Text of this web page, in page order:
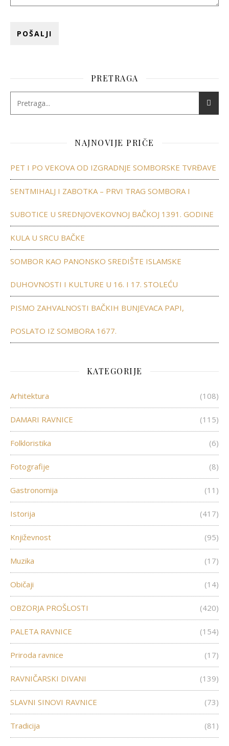
PRETRAGA
NAJNOVIJE PRIČE
PET I PO VEKOVA OD IZGRADNJE SOMBORSKE TVRĐAVE
SENTMIHALJ I ZABOTKA – PRVI TRAG SOMBORA I
SUBOTICE U SREDNJOVEKOVNOJ BAČKOJ 1391. GODINE
KULA U SRCU BAČKE
SOMBOR KAO PANONSKO SREDIŠTE ISLAMSKE
DUHOVNOSTI I KULTURE U 16. I 17. STOLEĆU
PISMO ZAHVALNOSTI BAČKIH BUNJEVACA PAPI,
POSLATO IZ SOMBORA 1677.
KATEGORIJE
Arhitektura (108)
DAMARI RAVNICE (115)
Folkloristika (6)
Fotografije (8)
Gastronomija (11)
Istorija (417)
Književnost (95)
Muzika (17)
Običaji (14)
OBZORJA PROŠLOSTI (420)
PALETA RAVNICE (154)
Priroda ravnice (17)
RAVNIČARSKI DIVANI (139)
SLAVNI SINOVI RAVNICE (73)
Tradicija (81)